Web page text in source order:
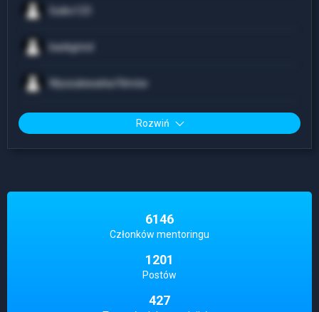
Guiko123
backgrind
Wyszukiwarka Filmów
Rozwiń
6146
Członków mentoringu
1201
Postów
427